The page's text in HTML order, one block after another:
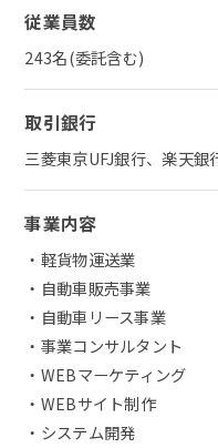
従業員数
243名(委託含む)
取引銀行
三菱東京UFJ銀行、楽天銀
事業内容
・軽貨物運送業
・自動車販売事業
・自動車リース事業
・事業コンサルタント
・WEBマーケティング
・WEBサイト制作
・システム開発